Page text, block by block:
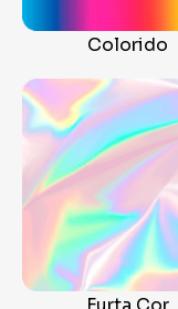
Colorido